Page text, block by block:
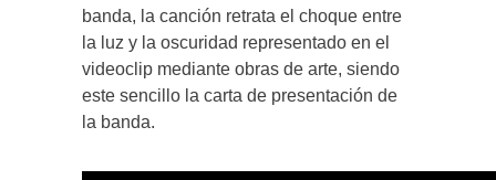
banda, la canción retrata el choque entre
la luz y la oscuridad representado en el
videoclip mediante obras de arte, siendo
este sencillo la carta de presentación de
la banda.